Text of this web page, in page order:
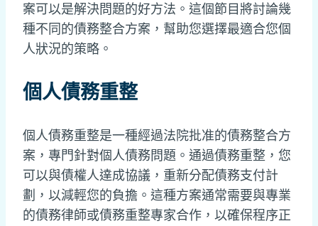
案可以是解決問題的好方法。這個節目將討論幾
種不同的債務整合方案，幫助您選擇最適合您個
人狀況的策略。
個人債務重整
個人債務重整是一種經過法院批准的債務整合方
案，專門針對個人債務問題。通過債務重整，您
可以與債權人達成協議，重新分配債務支付計
劃，以減輕您的負擔。這種方案通常需要與專業
的債務律師或債務重整專家合作，以確保程序正